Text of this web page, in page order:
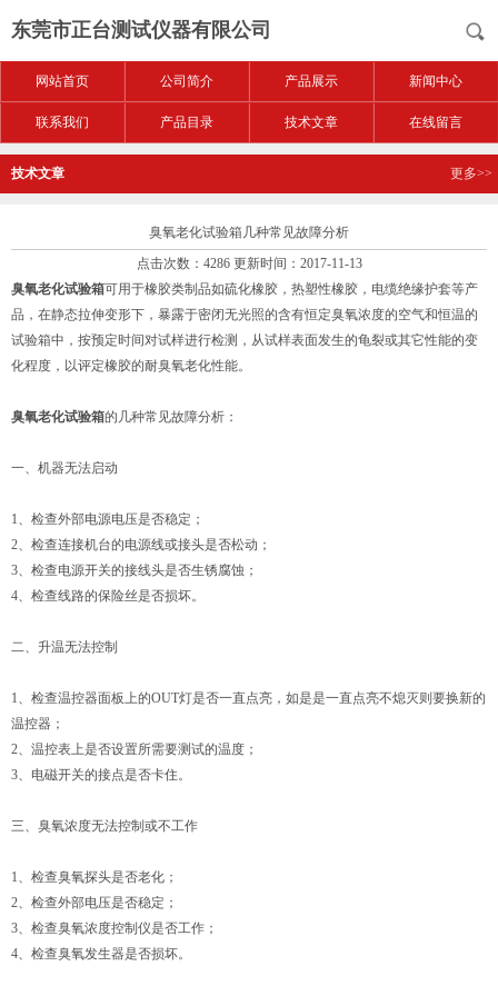
东莞市正台测试仪器有限公司
网站首页 公司简介 产品展示 新闻中心
联系我们 产品目录 技术文章 在线留言
技术文章 更多>>
臭氧老化试验箱几种常见故障分析
点击次数：4286 更新时间：2017-11-13
臭氧老化试验箱可用于橡胶类制品如硫化橡胶，热塑性橡胶，电缆绝缘护套等产
品，在静态拉伸变形下，暴露于密闭无光照的含有恒定臭氧浓度的空气和恒温的
试验箱中，按预定时间对试样进行检测，从试样表面发生的龟裂或其它性能的变
化程度，以评定橡胶的耐臭氧老化性能。
臭氧老化试验箱的几种常见故障分析：
一、机器无法启动
1、检查外部电源电压是否稳定；
2、检查连接机台的电源线或接头是否松动；
3、检查电源开关的接线头是否生锈腐蚀；
4、检查线路的保险丝是否损坏。
二、升温无法控制
1、检查温控器面板上的OUT灯是否一直点亮，如是是一直点亮不熄灭则要换新的
温控器；
2、温控表上是否设置所需要测试的温度；
3、电磁开关的接点是否卡住。
三、臭氧浓度无法控制或不工作
1、检查臭氧探头是否老化；
2、检查外部电压是否稳定；
3、检查臭氧浓度控制仪是否工作；
4、检查臭氧发生器是否损坏。